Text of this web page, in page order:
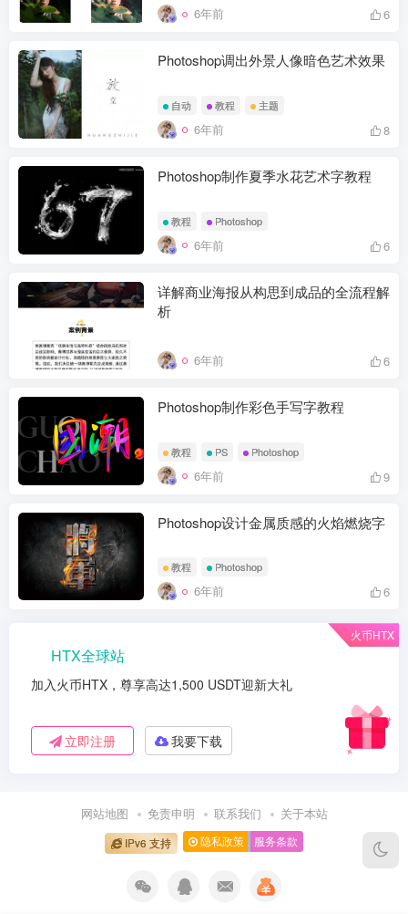
6年前 6
Photoshop调出外景人像暗色艺术效果
自动 教程 主题
6年前 8
Photoshop制作夏季水花艺术字教程
教程 Photoshop
6年前 6
详解商业海报从构思到成品的全流程解
析
6年前 6
Photoshop制作彩色手写字教程
教程 PS Photoshop
6年前 9
Photoshop设计金属质感的火焰燃烧字
教程 Photoshop
6年前 6
火币HTX
HTX全球站
加入火币HTX，尊享高达1,500 USDT迎新大礼
立即注册 我要下载
网站地图 免责申明 联系我们 关于本站
IPv6 支持 隐私政策 服务条款